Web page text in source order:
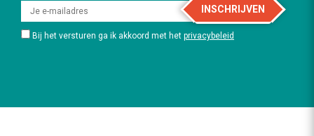
INSCHRIJVEN
Bij het versturen ga ik akkoord met het privacybeleid